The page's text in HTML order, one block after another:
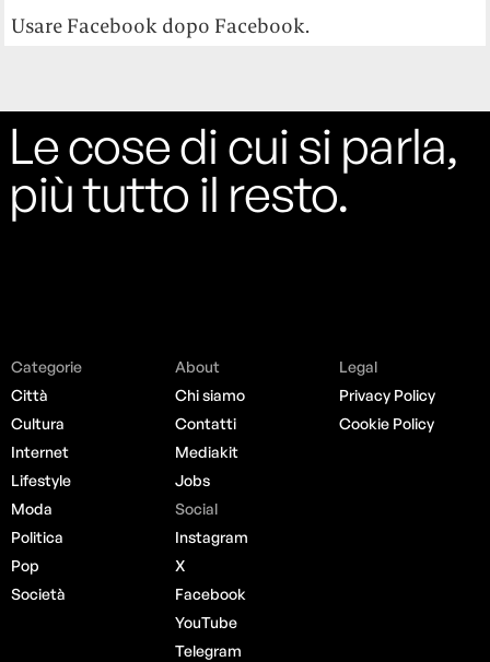
Usare Facebook dopo Facebook.
Le cose di cui si parla,
più tutto il resto.
Categorie
Città
Cultura
Internet
Lifestyle
Moda
Politica
Pop
Società
About
Chi siamo
Contatti
Mediakit
Jobs
Social
Instagram
X
Facebook
YouTube
Telegram
Legal
Privacy Policy
Cookie Policy